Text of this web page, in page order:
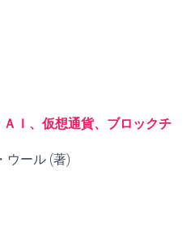
Ｉ、仮想通貨、ブロックチ
ウール (著)